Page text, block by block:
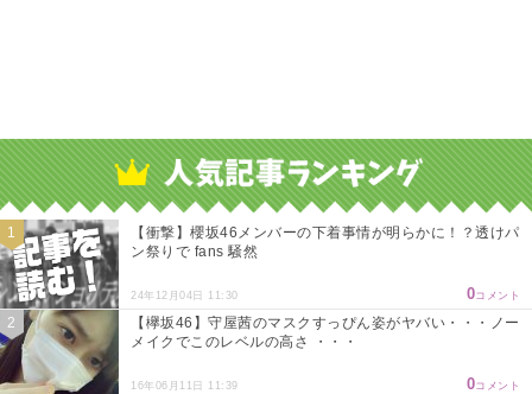
【衝撃】櫻坂46メンバーの下着事情が明らかに！？透けパ
ン祭りで fans 騒然
24年12月04日 11:30 0コメント
【欅坂46】守屋茜のマスクすっぴん姿がヤバい・・・ノー
メイクでこのレベルの高さ ・・・
16年06月11日 11:39 0コメント